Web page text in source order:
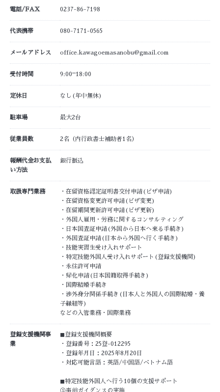
電話/FAX 0237-86-7198
代表携帯 080-7171-0565
メールアドレス office.kawagoemasanobu@gmail.com
受付時間 9:00⎻18:00
定休日 なし(年中無休)
駐車場 最大2台
従業員数 2名（内行政書士補助者1名）
報酬代金お支払
い方法
銀行振込
取扱専門業務
・在留資格認定証明書交付申請(ビザ申請)
・在留資格変更許可申請(ビザ変更)
・在留期間更新許可申請(ビザ更新)
・外国人雇用・労務に関するコンサルティング
・日本国査証申請(外国から日本へ来る手続き)
・外国査証申請(日本から外国へ行く手続き)
・技能実習生受け入れサポート
・特定技能外国人受け入れサポート(登録支援機関)
・永住許可申請
・帰化申請(日本国籍取得手続き)
・国際結婚手続き
・渉外身分関係手続き(日本人と外国人の国際結婚・養
子縁組等)
などの入管業務・国際業務
登録支援機関事
業
◼︎登録支援機関概要
・登録番号：25登-012295
・登録年月日：2025年8月20日
・対応可能言語：英語/中国語/ベトナム語
◼︎特定技能外国人へ行う10個の支援サポート
①事前ガイダンスの実施